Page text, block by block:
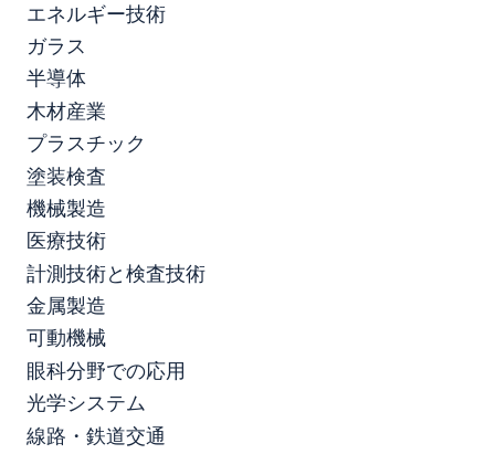
エネルギー技術
ガラス
半導体
木材産業
プラスチック
塗装検査
機械製造
医療技術
計測技術と検査技術
金属製造
可動機械
眼科分野での応用
光学システム
線路・鉄道交通